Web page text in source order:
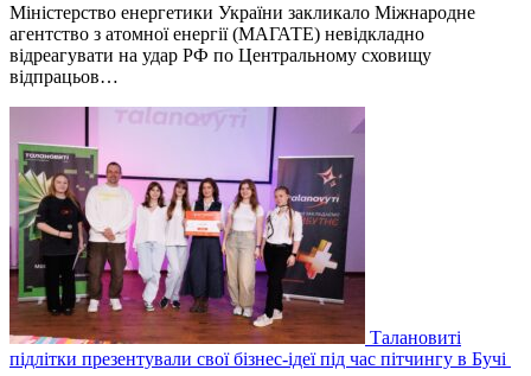
Міністерство енергетики України закликало Міжнародне
агентство з атомної енергії (МАГАТЕ) невідкладно
відреагувати на удар РФ по Центральному сховищу
відпрацьов…
Талановиті
підлітки презентували свої бізнес-ідеї під час пітчингу в Бучі